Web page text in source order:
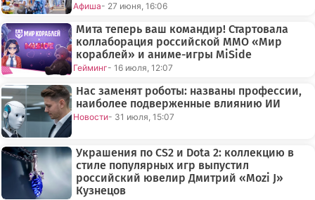
Афиша- 27 июня, 16:06
Мита теперь ваш командир! Стартовала
коллаборация российской ММО «Мир
кораблей» и аниме-игры MiSide
Гейминг- 16 июля, 12:07
Нас заменят роботы: названы профессии,
наиболее подверженные влиянию ИИ
Новости- 31 июля, 15:07
Украшения по CS2 и Dota 2: коллекцию в
стиле популярных игр выпустил
российский ювелир Дмитрий «Mozi J»
Кузнецов